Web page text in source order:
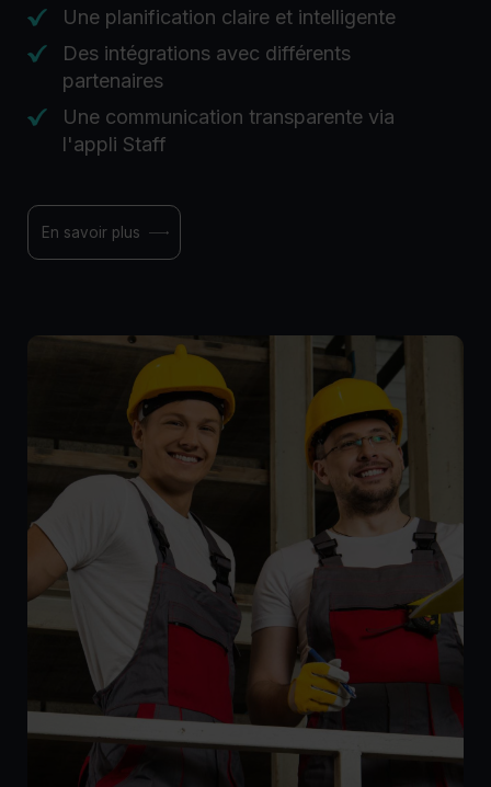
Une planification claire et intelligente
Des intégrations avec différents
partenaires
Une communication transparente via
l'appli Staff
En savoir plus